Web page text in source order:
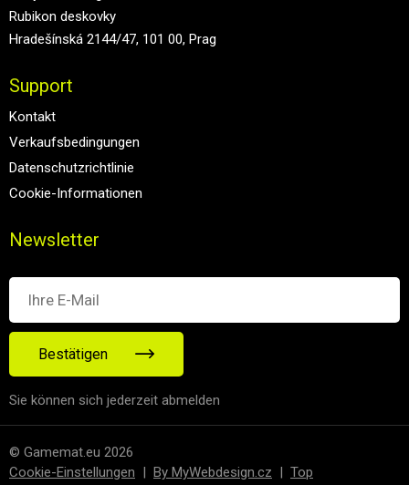
Rubikon deskovky
Hradešínská 2144/47, 101 00, Prag
Support
Kontakt
Verkaufsbedingungen
Datenschutzrichtlinie
Cookie-Informationen
Newsletter
Bestätigen
Sie können sich jederzeit abmelden
© Gamemat.eu 2026
Cookie-Einstellungen | By MyWebdesign.cz | Top